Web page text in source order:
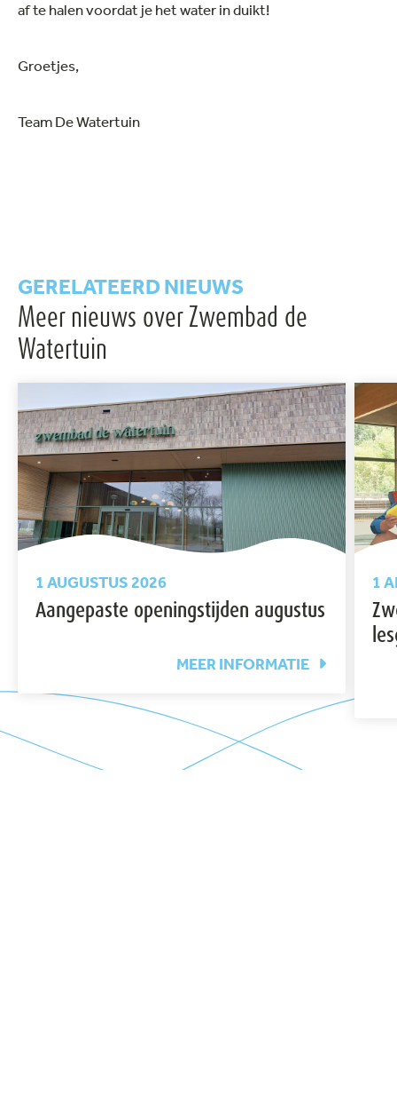
af te halen voordat je het water in duikt!
Groetjes,
Team De Watertuin
GERELATEERD NIEUWS
Meer nieuws over Zwembad de
Watertuin
1 AUGUSTUS 2026
Aangepaste openingstijden augustus
MEER INFORMATIE
1